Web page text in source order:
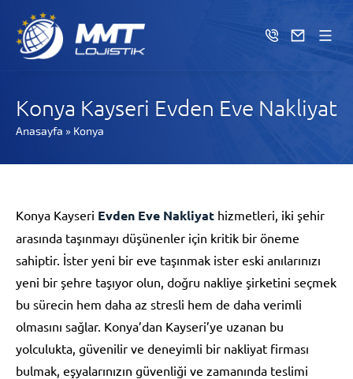
Konya Kayseri Evden Eve Nakliyat
Anasayfa » Konya
Konya Kayseri Evden Eve Nakliyat hizmetleri, iki şehir
arasında taşınmayı düşünenler için kritik bir öneme
sahiptir. İster yeni bir eve taşınmak ister eski anılarınızı
yeni bir şehre taşıyor olun, doğru nakliye şirketini seçmek
bu sürecin hem daha az stresli hem de daha verimli
olmasını sağlar. Konya’dan Kayseri’ye uzanan bu
yolculukta, güvenilir ve deneyimli bir nakliyat firması
bulmak, eşyalarınızın güvenliği ve zamanında teslimi